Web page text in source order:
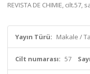
REVISTA DE CHIMIE, cilt.57,
Yayın Türü: Makale /
Cilt numarası: 57